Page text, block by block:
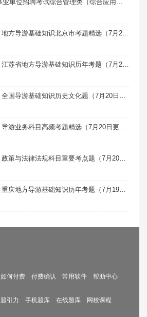
如何付费 付费确认 常用软件 帮助中心
题引力 手机题库 在线题库 网校课程